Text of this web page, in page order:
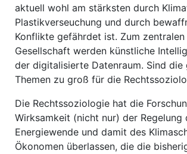
aktuell wohl am stärksten durch
Plastikverseuchung und durch
Konflikte gefährdet ist. Zum zentralen
Gesellschaft werden künstliche
der digitalisierte Datenraum. Sind die
Themen zu groß für die
Die Rechtssoziologie hat die
Wirksamkeit (nicht nur) der Regelung
Energiewende und damit des
Ökonomen überlassen, die die